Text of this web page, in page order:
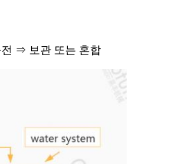
⇒ 보관 또는 혼합